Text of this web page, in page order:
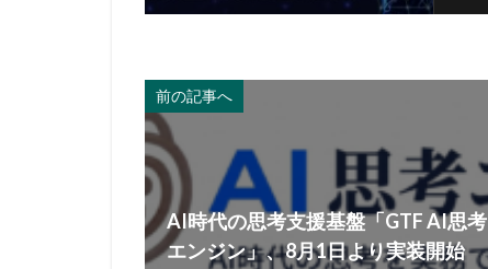
前の記事へ
AI時代の思考支援基盤「GTF AI思考
エンジン」、8月1日より実装開始